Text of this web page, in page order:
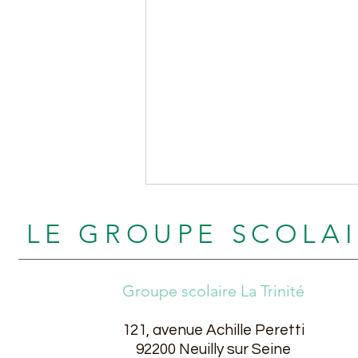
Remise des diplômes du
LE GROUPE
Groupe scolaire La Trinité
121, avenue Achille Peretti
92200 Neuilly sur Seine